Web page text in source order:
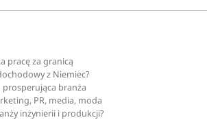
pracę za granicą
z Niemiec?
branża
PR, media, moda
inżynierii i produkcji?